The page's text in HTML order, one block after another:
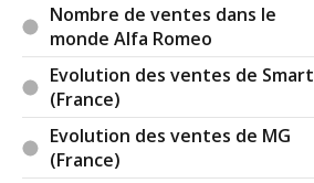
Nombre de ventes dans le
monde Alfa Romeo
Evolution des ventes de Smart
(France)
Evolution des ventes de MG
(France)